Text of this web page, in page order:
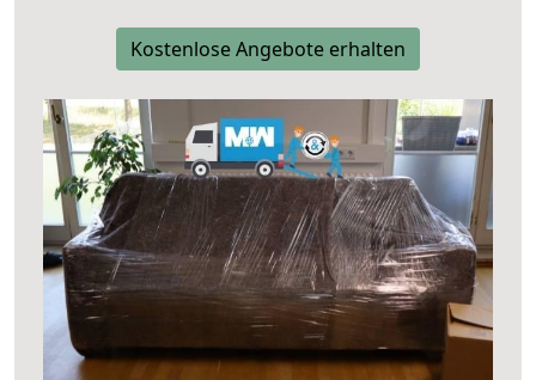
Kostenlose Angebote erhalten